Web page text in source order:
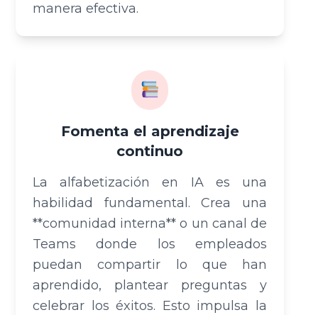
manera efectiva.
Fomenta el aprendizaje
continuo
La alfabetización en IA es una
habilidad fundamental. Crea una
**comunidad interna** o un canal de
Teams donde los empleados
puedan compartir lo que han
aprendido, plantear preguntas y
celebrar los éxitos. Esto impulsa la